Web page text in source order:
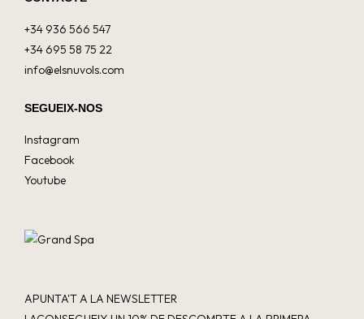
+34 936 566 547
+34 695 58 75 22
info@elsnuvols.com
SEGUEIX-NOS
Instagram
Facebook
Youtube
APUNTA'T A LA NEWSLETTER